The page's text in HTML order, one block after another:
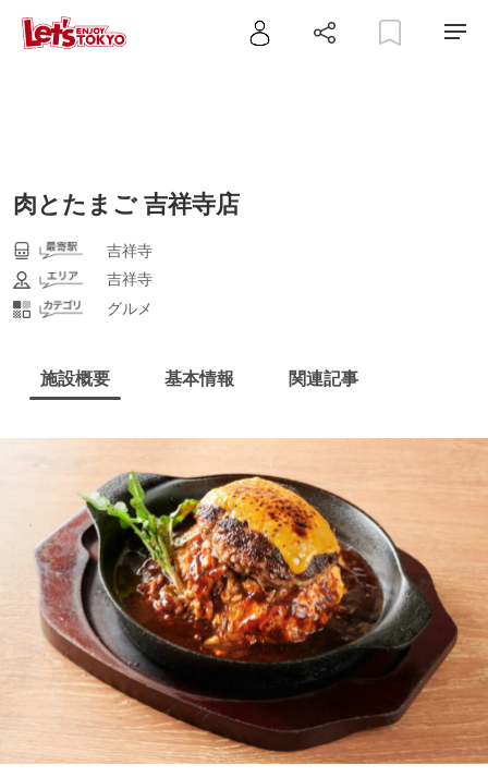
肉とたまご 吉祥寺店
吉祥寺
吉祥寺
グルメ
施設概要 基本情報 関連記事